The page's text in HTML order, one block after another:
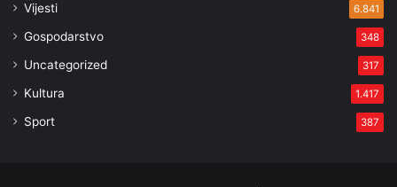
Vijesti 6.841
Gospodarstvo 348
Uncategorized 317
Kultura 1.417
Sport 387